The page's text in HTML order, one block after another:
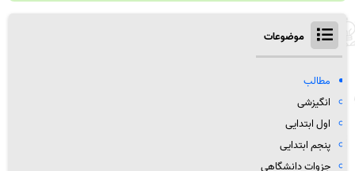
موضوعات
مطالب
انگیزشی
اول ابتدایی
پنجم ابتدایی
جزوات دانشگاهی